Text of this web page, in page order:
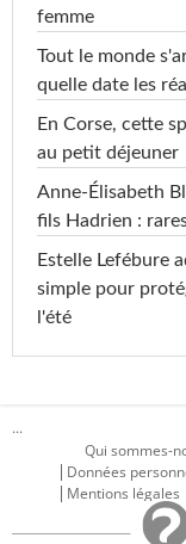
femme
Tout le monde
quelle date les
En Corse, cette
au petit déjeuner
Anne-Élisabeth
fils Hadrien :
Estelle Lefébure
simple pour
l'été
...
Qui sommes-
Données
Mentions légales